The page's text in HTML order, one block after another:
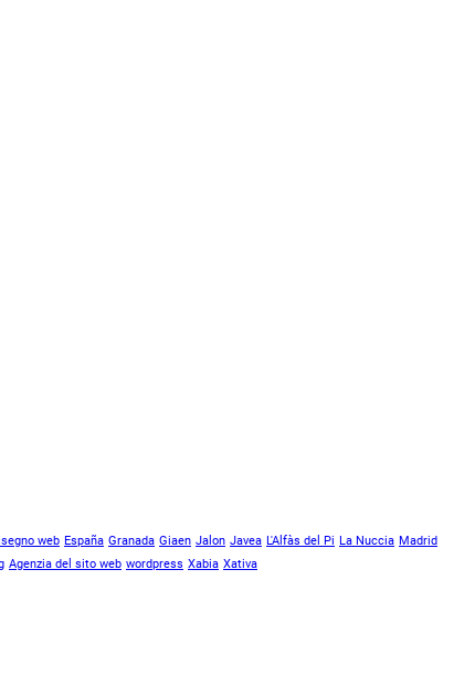
web España Granada Giaen Jalon Javea L'Alfàs del Pi La Nuccia Madrid
Agenzia del sito web wordpress Xabia Xativa